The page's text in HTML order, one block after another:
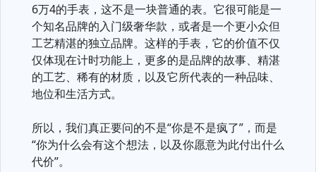
6万4的手表，这不是一块普通的表。它很可能是一
个知名品牌的入门级奢华款，或者是一个更小众但
工艺精湛的独立品牌。这样的手表，它的价值不仅
仅体现在计时功能上，更多的是品牌的故事、精湛
的工艺、稀有的材质，以及它所代表的一种品味、
地位和生活方式。
所以，我们真正要问的不是“你是不是疯了”，而是
“你为什么会有这个想法，以及你愿意为此付出什么
代价”。